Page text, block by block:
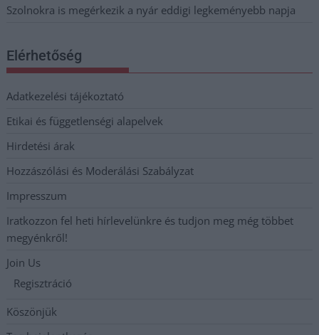
Szolnokra is megérkezik a nyár eddigi legkeményebb napja
Elérhetőség
Adatkezelési tájékoztató
Etikai és függetlenségi alapelvek
Hirdetési árak
Hozzászólási és Moderálási Szabályzat
Impresszum
Iratkozzon fel heti hírlevelünkre és tudjon meg még többet
megyénkről!
Join Us
Regisztráció
Köszönjük